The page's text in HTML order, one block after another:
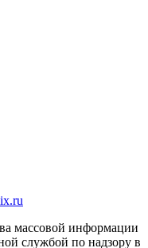
массовой информации
службой по надзору в